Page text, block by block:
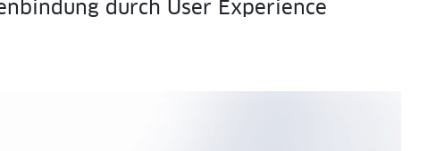
durch User Experience